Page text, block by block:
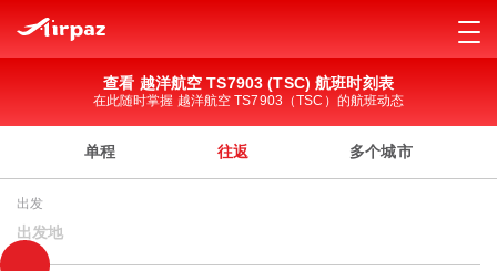
查看 越洋航空 TS7903 (TSC) 航班时刻表
在此随时掌握 越洋航空 TS7903（TSC）的航班动态
单程 往返 多个城市
出发
出发地